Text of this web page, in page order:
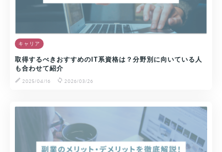
キャリア
取得するべきおすすめのIT系資格は？分野別に向いている人
も合わせて紹介
2025/04/16
2026/03/26